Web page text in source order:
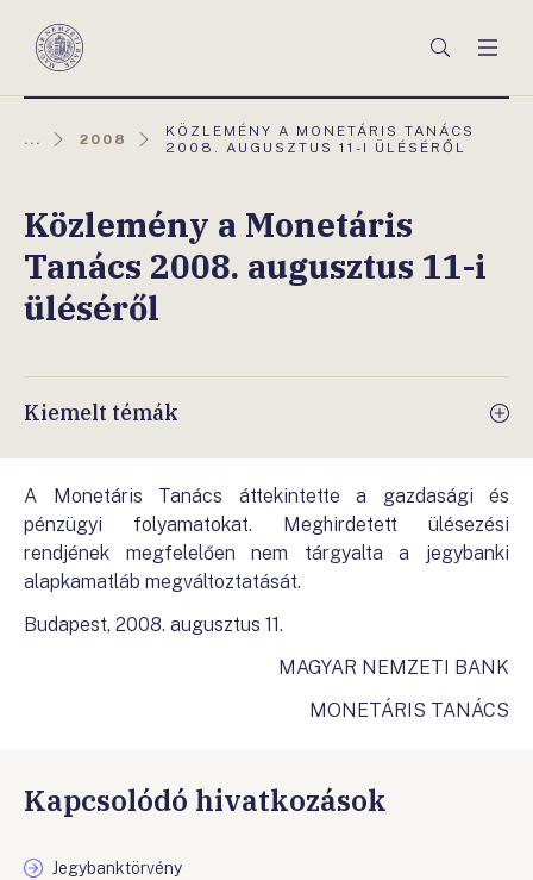
Magyar
Keresés
... 2008
AKTUÁLIS
OLDAL:
KÖZLEMÉNY A MONETÁRIS TANÁCS
2008. AUGUSZTUS 11-I ÜLÉSÉRŐL
Közlemény a Monetáris
Tanács 2008. augusztus 11-i
üléséről
Kiemelt témák
A Monetáris Tanács áttekintette a gazdasági és
pénzügyi folyamatokat. Meghirdetett ülésezési
rendjének megfelelően nem tárgyalta a jegybanki
alapkamatláb megváltoztatását.
Budapest, 2008. augusztus 11.
MAGYAR NEMZETI BANK
MONETÁRIS TANÁCS
Kapcsolódó hivatkozások
Jegybanktörvény